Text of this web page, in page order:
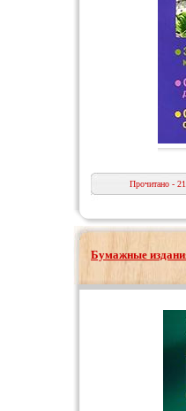
Прочитано -
Бумажные